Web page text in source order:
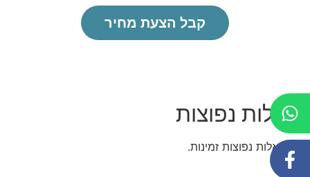
קבל הצעת מחיר
שאלות נפוצות
אין שאלות נפוצות זמינות.